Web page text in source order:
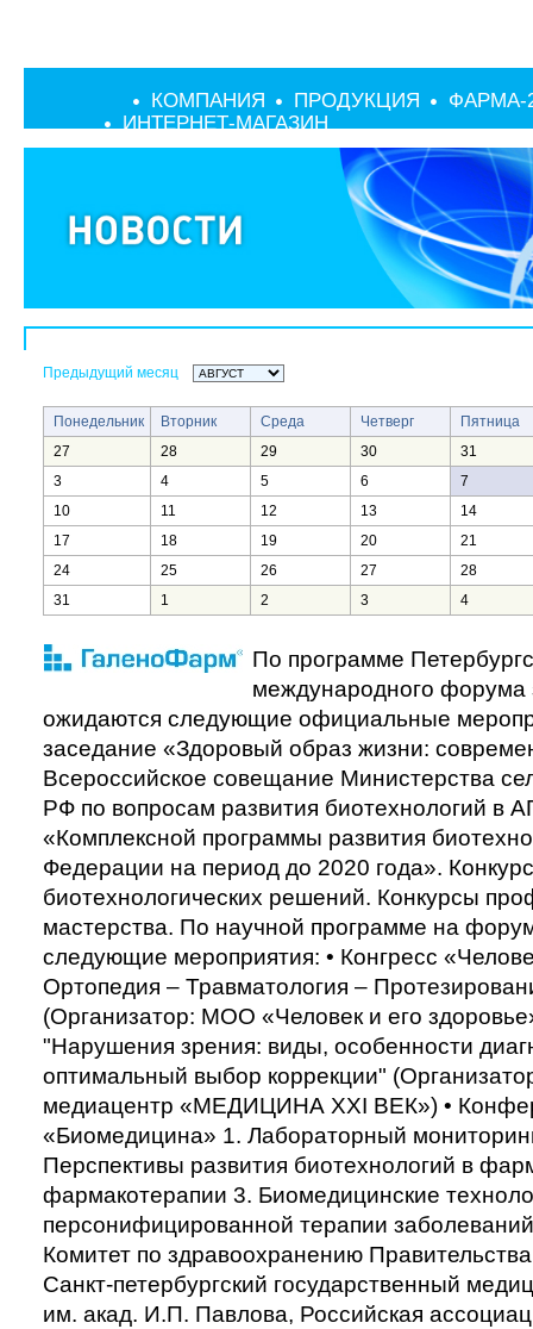
КОМПАНИЯ ПРОДУКЦИЯ
ФАРМА-
ИНТЕРНЕТ-МАГАЗИН
Предыдущий месяц
Понедельник Вторник Среда Четверг
Пятница
27
28 29 30
31
3
4 5 6
7
10
11 12 13
14
17
18 19 20
21
24
25 26 27
28
31
1 2 3 4
По программе
международного форума
ожидаются следующие официальные
заседание «Здоровый образ жизни:
Всероссийское совещание Министерства
РФ по вопросам развития биотехнологий в
«Комплексной программы развития
Федерации на период до 2020 года».
биотехнологических решений. Конкурсы
мастерства. По научной программе на
следующие мероприятия: • Конгресс
Ортопедия – Травматология –
(Организатор: МОО «Человек и его
"Нарушения зрения: виды, особенности
оптимальный выбор коррекции"
медиацентр «МЕДИЦИНА XXI ВЕК») •
«Биомедицина» 1. Лабораторный
Перспективы развития биотехнологий в
фармакотерапии 3. Биомедицинские
персонифицированной терапии
Комитет по здравоохранению
Санкт-петербургский государственный
им. акад. И.П. Павлова, Российская